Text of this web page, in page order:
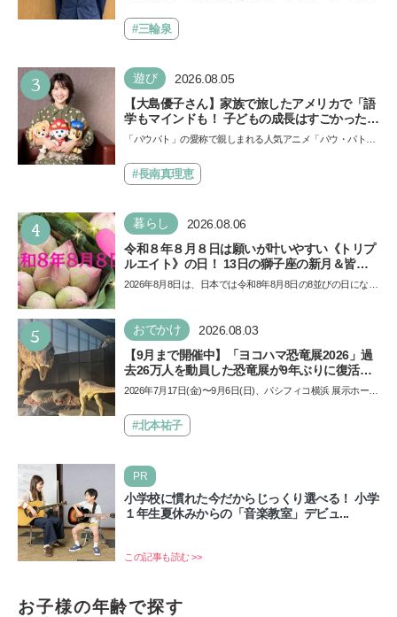
も…#三輪泉
3 遊び 2026.08.05
【大島優子さん】家族で旅したアメリカで「語
学もマインドも！ 子どもの成長はすごかった」
声優をつとめた映画『パウ・パトロール ザ・ダ
できると子どもに知ってほしい
「パウパト」の愛称で親しまれる人気アニメ「パウ・パトロ
ザ…#長南真理恵
4 暮らし 2026.08.06
令和８年８月８日は願いが叶いやすい《トリプ
ルエイト》の日！ 13日の獅子座の新月＆皆既
日食の影響にも注目
2026年8月8日は、日本では令和8年8月8日の8並びの日になり
て…
5 おでかけ 2026.08.03
【9月まで開催中】「ヨコハマ恐竜展2026」過
去26万人を動員した恐竜展が9年ぶりに復活！
夏休みのおでかけで楽しむポイントを完全ガイ
2026年7月17日(金)〜9月6日(日)、パシフィコ横浜 展示ホール
催…#北本祐子
PR
小学校に慣れた今だからじっくり選べる！ 小学
１年生夏休みからの「音楽教室」デビュ...
この記事も読む >>
お子様の年齢で探す